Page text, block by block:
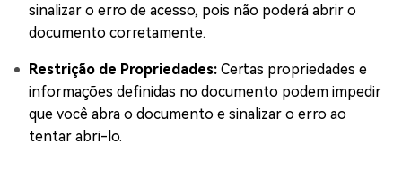
sinalizar o erro de acesso, pois não poderá abrir o
documento corretamente.
Restrição de Propriedades: Certas propriedades e
informações definidas no documento podem impedir
que você abra o documento e sinalizar o erro ao
tentar abri-lo.